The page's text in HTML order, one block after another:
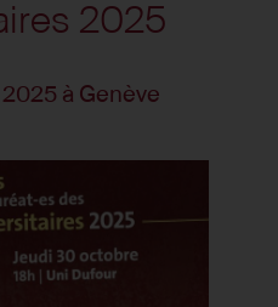
2025
à Genève